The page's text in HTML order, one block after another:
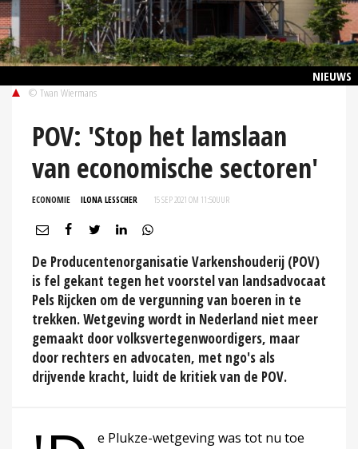
NIEUWS
© Twan Wiermans
POV: 'Stop het lamslaan
van economische sectoren'
ECONOMIE ILONA LESSCHER 15 SEP 2021 OM 11:50UUR
De Producentenorganisatie Varkenshouderij (POV)
is fel gekant tegen het voorstel van landsadvocaat
Pels Rijcken om de vergunning van boeren in te
trekken. Wetgeving wordt in Nederland niet meer
gemaakt door volksvertegenwoordigers, maar
door rechters en advocaten, met ngo's als
drijvende kracht, luidt de kritiek van de POV.
e Plukze-wetgeving was tot nu toe